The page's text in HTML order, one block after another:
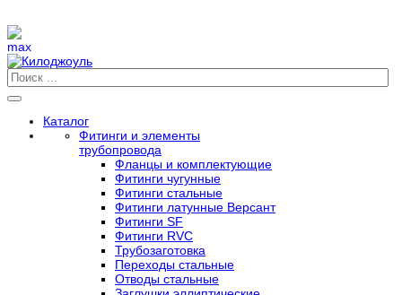
Каталог
Фитинги и элементы
трубопровода
Фланцы и комплектующие
Фитинги чугунные
Фитинги стальные
Фитинги латунные Версант
Фитинги SF
Фитинги RVC
Трубозаготовка
Переходы стальные
Отводы стальные